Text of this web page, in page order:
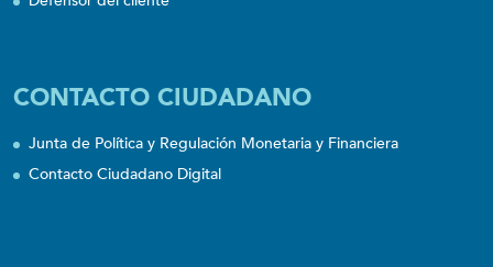
CONTACTO CIUDADANO
Junta de Política y Regulación Monetaria y Financiera
Contacto Ciudadano Digital